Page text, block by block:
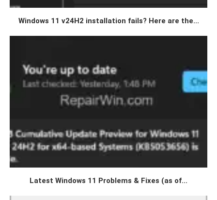
Windows 11 v24H2 installation fails? Here are the...
Latest Windows 11 Problems & Fixes (as of...